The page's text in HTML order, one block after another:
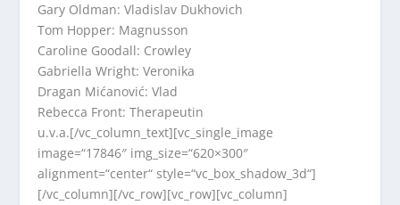
Gary Oldman: Vladislav Dukhovich
Tom Hopper: Magnusson
Caroline Goodall: Crowley
Gabriella Wright: Veronika
Dragan Mićanović: Vlad
Rebecca Front: Therapeutin
u.v.a.[/vc_column_text][vc_single_image
image=“17846″ img_size=“620×300″
alignment=“center“ style=“vc_box_shadow_3d“]
[/vc_column][/vc_row][vc_row][vc_column]